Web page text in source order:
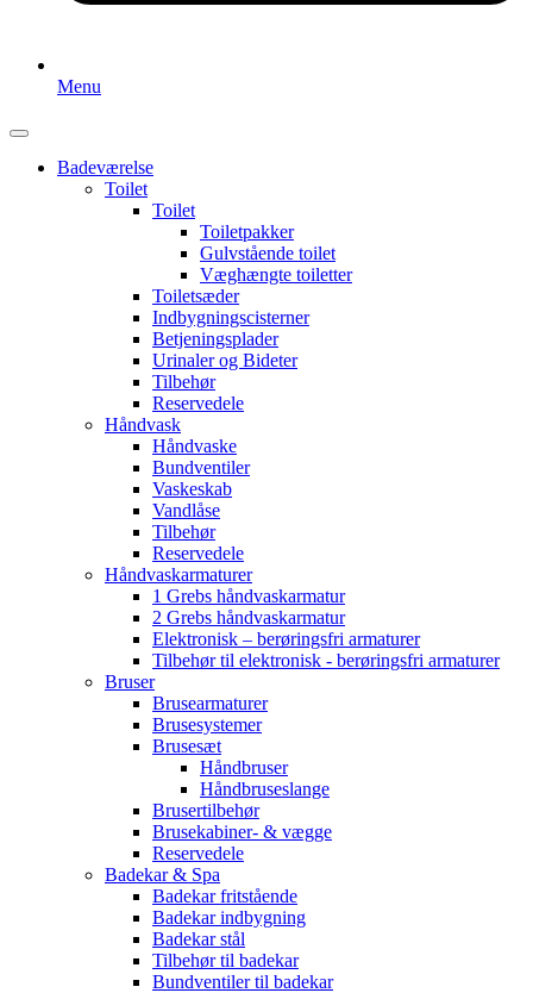
Menu
Badeværelse
Toilet
Toilet
Toiletpakker
Gulvstående toilet
Væghængte toiletter
Toiletsæder
Indbygningscisterner
Betjeningsplader
Urinaler og Bideter
Tilbehør
Reservedele
Håndvask
Håndvaske
Bundventiler
Vaskeskab
Vandlåse
Tilbehør
Reservedele
Håndvaskarmaturer
1 Grebs håndvaskarmatur
2 Grebs håndvaskarmatur
Elektronisk – berøringsfri armaturer
Tilbehør til elektronisk - berøringsfri armaturer
Bruser
Brusearmaturer
Brusesystemer
Brusesæt
Håndbruser
Håndbruseslange
Brusertilbehør
Brusekabiner- & vægge
Reservedele
Badekar & Spa
Badekar fritstående
Badekar indbygning
Badekar stål
Tilbehør til badekar
Bundventiler til badekar